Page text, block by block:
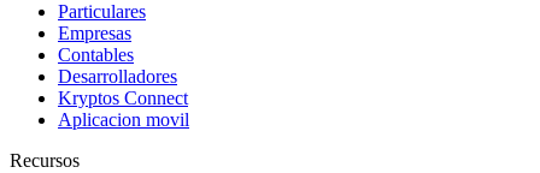
Particulares
Empresas
Contables
Desarrolladores
Kryptos Connect
Aplicacion movil
Recursos